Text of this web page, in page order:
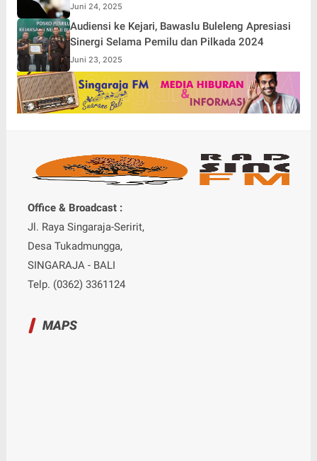
Juni 24, 2025
Audiensi ke Kejari, Bawaslu Buleleng Apresiasi
Sinergi Selama Pemilu dan Pilkada 2024
Juni 23, 2025
Office & Broadcast :
Jl. Raya Singaraja-Seririt,
Desa Tukadmungga,
SINGARAJA - BALI
Telp. (0362) 3361124
MAPS